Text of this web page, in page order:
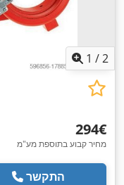
1 /2
‏294 ‏€
מחיר קבוע בתוספת מע"מ
התקשר